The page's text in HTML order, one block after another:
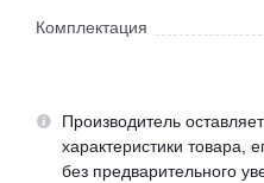
Комплектация
Производитель
характеристики товара,
без предварительного